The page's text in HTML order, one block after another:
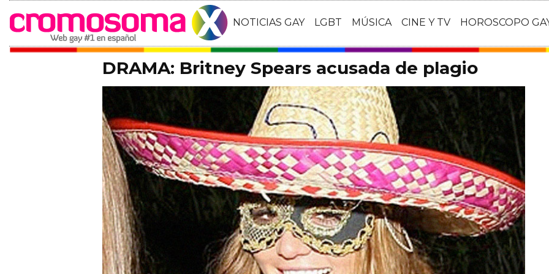
NOTICIAS GAY LGBT MÚSICA CINE Y TV HOROSCOPO
DRAMA: Britney Spears acusada de plagio